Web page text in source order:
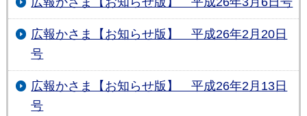
広報かさま【お知らせ版】 平成26年2月20日
号
広報かさま【お知らせ版】 平成26年2月13日
号